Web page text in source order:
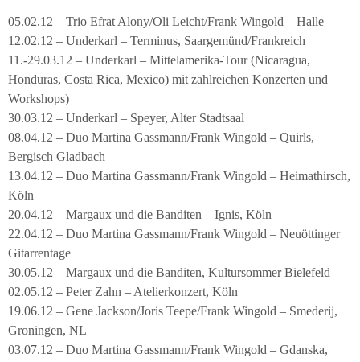
05.02.12 – Trio Efrat Alony/Oli Leicht/Frank Wingold – Halle
12.02.12 – Underkarl – Terminus, Saargemünd/Frankreich
11.-29.03.12 – Underkarl – Mittelamerika-Tour (Nicaragua,
Honduras, Costa Rica, Mexico) mit zahlreichen Konzerten und
Workshops)
30.03.12 – Underkarl – Speyer, Alter Stadtsaal
08.04.12 – Duo Martina Gassmann/Frank Wingold – Quirls,
Bergisch Gladbach
13.04.12 – Duo Martina Gassmann/Frank Wingold – Heimathirsch,
Köln
20.04.12 – Margaux und die Banditen – Ignis, Köln
22.04.12 – Duo Martina Gassmann/Frank Wingold – Neuöttinger
Gitarrentage
30.05.12 – Margaux und die Banditen, Kultursommer Bielefeld
02.05.12 – Peter Zahn – Atelierkonzert, Köln
19.06.12 – Gene Jackson/Joris Teepe/Frank Wingold – Smederij,
Groningen, NL
03.07.12 – Duo Martina Gassmann/Frank Wingold – Gdanska,